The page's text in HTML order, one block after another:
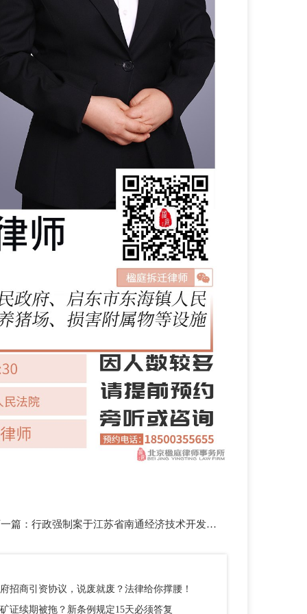
篇： 行政强制案于江苏省南通经济技术开发区人民法院开庭（四）
招商引资协议，说废就废？法律给你撑腰！
证续期被拖？新条例规定15天必须答复